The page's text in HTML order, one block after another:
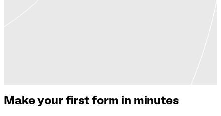
Make your first form in minutes